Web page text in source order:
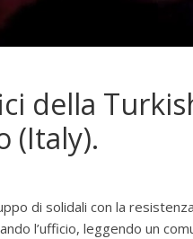
della
(Italy).
di solidali con la
l’ufficio, leggendo un